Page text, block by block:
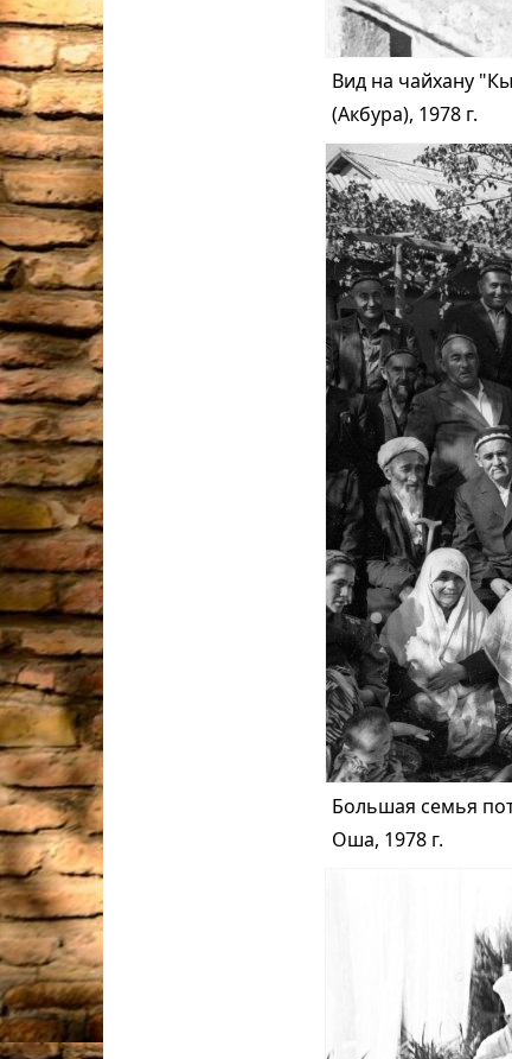
Вид на чайхану
(Акбура), 1978 г.
Большая семья
Оша, 1978 г.